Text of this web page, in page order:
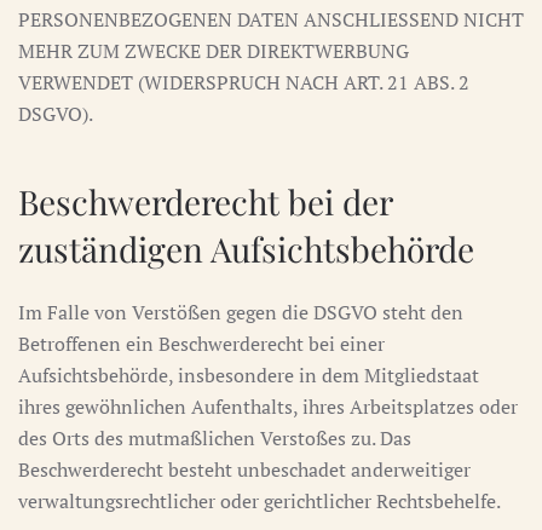
PERSONENBEZOGENEN DATEN ANSCHLIESSEND NICHT
MEHR ZUM ZWECKE DER DIREKTWERBUNG
VERWENDET (WIDERSPRUCH NACH ART. 21 ABS. 2
DSGVO).
Beschwerde­recht bei der
zuständigen Aufsichts­behörde
Im Falle von Verstößen gegen die DSGVO steht den
Betroffenen ein Beschwerderecht bei einer
Aufsichtsbehörde, insbesondere in dem Mitgliedstaat
ihres gewöhnlichen Aufenthalts, ihres Arbeitsplatzes oder
des Orts des mutmaßlichen Verstoßes zu. Das
Beschwerderecht besteht unbeschadet anderweitiger
verwaltungsrechtlicher oder gerichtlicher Rechtsbehelfe.